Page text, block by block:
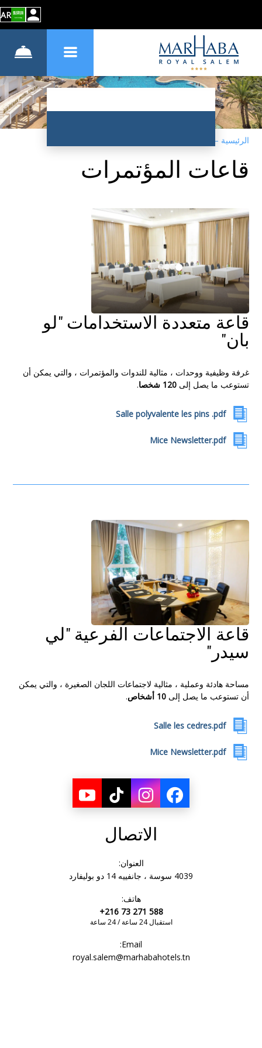
AR
الرئيسية –
قاعات المؤتمرات
قاعة متعددة الاستخدامات "لو
بان"
غرفة وظيفية ووحدات ، مثالية للندوات والمؤتمرات ، والتي يمكن أن
تستوعب ما يصل إلى120 شخصا .
Salle polyvalente les pins .pdf
Mice Newsletter.pdf
قاعة الاجتماعات الفرعية "لي
سيدر"
مساحة هادئة وعملية ، مثالية لاجتماعات اللجان الصغيرة ، والتي يمكن
أن تستوعب ما يصل إلى10 أشخاص .
Salle les cedres.pdf
Mice Newsletter.pdf
الاتصال
العنوان:
4039 سوسة ، جانفييه 14 دو بوليفارد
هاتف:
+216 73 271 588
استقبال 24 ساعة / 24 ساعة
Email:
royal.salem@marhabahotels.tn